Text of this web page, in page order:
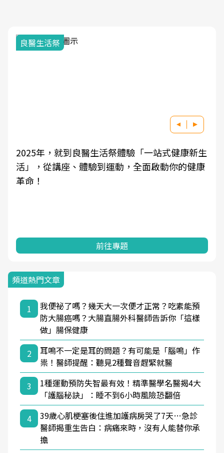
良醫生活祭
2025年，就到良醫生活祭體驗「一站式健康新生
活」，從講座、體驗到運動，全面啟動你的健康
革命！
前往專題
頻道熱門文章
1
我便祕了嗎？幾天大一次便才正常？吃素能預
防大腸癌嗎？大腸直腸外科醫師告訴你「這樣
做」腸保健康
2
耳鳴不一定是耳的問題？有可能是「腦鳴」作
祟！醫師提醒：聽見2種聲音趕緊就醫
3
1種運動預防失智最有效！精準醫學名醫揭4大
「護腦秘訣」：睡不到6小時風險恐翻倍
4
39歲心肌梗塞後住進加護病房哭了7天…急診
醫師揭重生告白：病痛來時，沒有人能替你承
擔